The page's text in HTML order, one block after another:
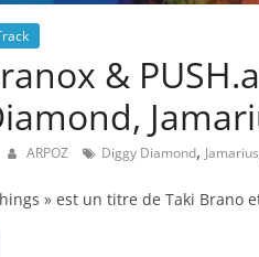
&
ARPOZ Diggy Diamond, Jamarius
» est un titre de Taki Brano